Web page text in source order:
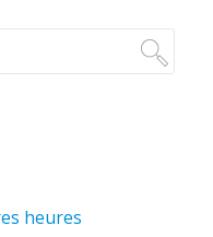
heures